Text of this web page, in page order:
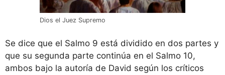
Dios el Juez Supremo
Se dice que el Salmo 9 está dividido en dos partes y
que su segunda parte continúa en el Salmo 10,
ambos bajo la autoría de David según los críticos